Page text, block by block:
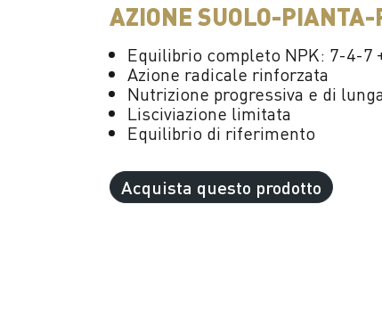
AZIONE SUOLO-
Equilibrio completo NPK: 7-4-7
Azione radicale rinforzata
Nutrizione progressiva e di
Lisciviazione limitata
Equilibrio di riferimento
Acquista questo prodotto